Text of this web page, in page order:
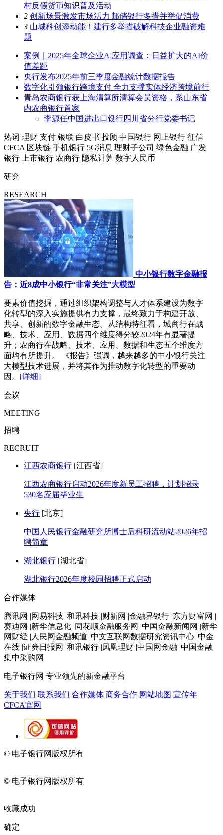
村反假货币知识普及活动
2 创新场景激发市场活力 邮储银行多措并举促消费
3 山城科创添动能！建行多举措破解科技企业融资难
题
案例｜2025年全球企业AI应用调查：日益扩大的AI价
值差距
央行发布2025年前三季度金融统计数据报告
数字化引领银行跨境支付 全力支撑实体经济跨境前行
青岛农商银行获上海清算所清算会员资格，系山东省
内农商银行首家
李源任中国进出口银行四川省分行党委书记
热词 理财 支付 银联 白皮书 投顾 中国银行 网上银行 征信
CFCA 区块链 手机银行 5G消息 理财子公司 绿色金融 广发
银行
上市银行 农商行 隐私计算 数字人民币
研究
RESEARCH
中小银行数字金融报
告：近8成中小银行“非常关注”大模型
要素价值挖掘，通过组织架构调整与人才体系建设为数字
化转型的深入实施提供有力支撑，最终致力于构建开放、
共享、创新的数字金融生态。从结构特征看，城商行在战
略、技术、应用、数据四个维度得分较2024年有显著提
升；农商行在战略、技术、应用、数据和生态五个维度方
面均有所提升。 《报告》强调，越来越多的中小银行关注
大模型技术进展，并将其作为推动数字化转型的重要动
因。 [详细]
会议
MEETING
招聘
RECRUIT
江西农商银行 [江西省]
江西农商银行启动2026年度新员工招聘，计划招录
530名应届毕业生
央行 [北京]
中国人民银行金融研究所博士后科研流动站2026年招
聘简章
湖北银行 [湖北省]
湖北银行2026年度校园招聘正式启动
合作媒体
腾讯网 |网易科技 |和讯科技 |财新网 |金融界银行 |东方财富网 |
赛迪网 |新华信息化 |同花顺金融服务网 |中国金融新闻网 |新华
网财经 |人民网金融频道 |中文互联网数据研究资讯中心 |中金
在线 |证券日报网 |和讯银行 |凤凰理财 |中国网金融 |中国金融
集中采购网
电子银行网 专业领先的新金融平台
关于我们 联系我们 合作媒体 商务合作 网站地图 宣传年
CFCA官网
© 电子银行网版权所有
© 电子银行网版权所有
收藏成功
确定